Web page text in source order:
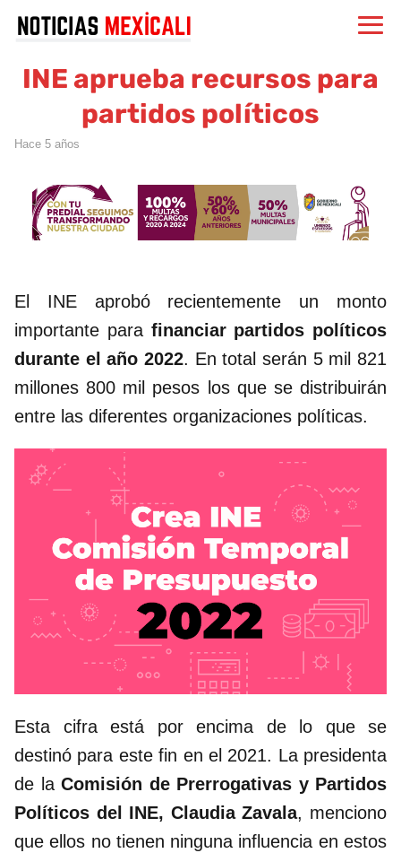
INE aprueba recursos para
partidos políticos
hace 5 años
El INE aprobó recientemente un monto
importante para financiar partidos políticos
durante el año 2022. En total serán 5 mil 821
millones 800 mil pesos los que se distribuirán
entre las diferentes organizaciones políticas.
Esta cifra está por encima de lo que se
destinó para este fin en el 2021. La presidenta
de la Comisión de Prerrogativas y Partidos
Políticos del INE, Claudia Zavala, menciono
que ellos no tienen ninguna influencia en estos